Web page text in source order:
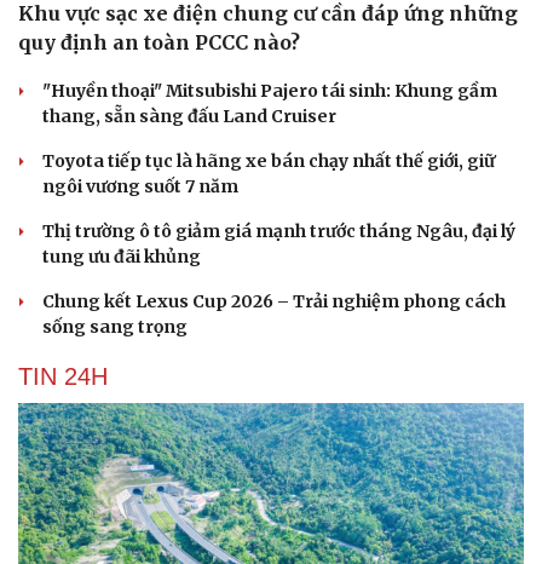
Khu vực sạc xe điện chung cư cần đáp ứng những
quy định an toàn PCCC nào?
"Huyền thoại" Mitsubishi Pajero tái sinh: Khung gầm
thang, sẵn sàng đấu Land Cruiser
Toyota tiếp tục là hãng xe bán chạy nhất thế giới, giữ
ngôi vương suốt 7 năm
Thị trường ô tô giảm giá mạnh trước tháng Ngâu, đại lý
tung ưu đãi khủng
Chung kết Lexus Cup 2026 – Trải nghiệm phong cách
sống sang trọng
TIN 24H